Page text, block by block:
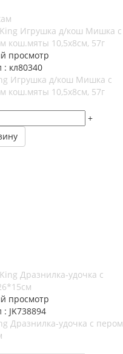
просмотр
: кл80340
Игрушка д/кош Мишка с
кош.мяты 10,5х8см, 57г
+
просмотр
: JK738894
Дразнилка-удочка с пером